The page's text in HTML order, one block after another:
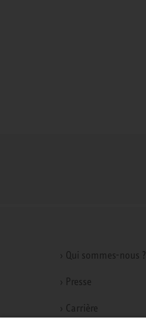
› Qui sommes-nous ?
› Presse
› Carrière